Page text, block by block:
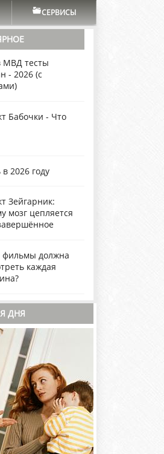
СЕРВИСЫ
МВД тесты
- 2026 (с
Бабочки - Что
2026 году
Зейгарник:
мозг цепляется
фильмы должна
каждая
ДНЯ